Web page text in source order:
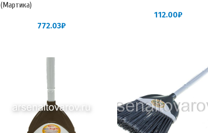
(Мартика)
772.03₽
112.00₽